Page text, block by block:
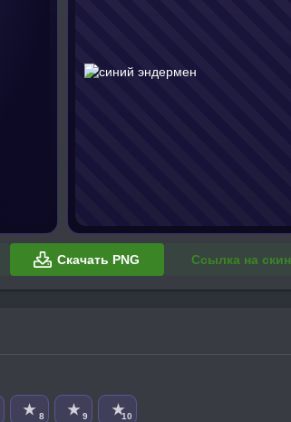
Скачать PNG Ссылка на скин
★ 8 ★ 9 ★10